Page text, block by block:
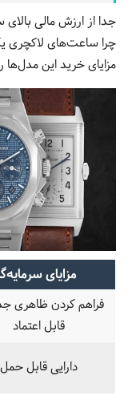
جدا از ارزش مالی
چرا ساعت‌های لاکچری
مزایای خرید این مدل‌ها
مزایای
فراهم کردن ظاهری
قابل اعتماد
دارایی قابل حمل